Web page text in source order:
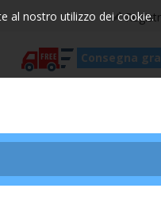
Consegna
al nostro utilizzo dei cookie.